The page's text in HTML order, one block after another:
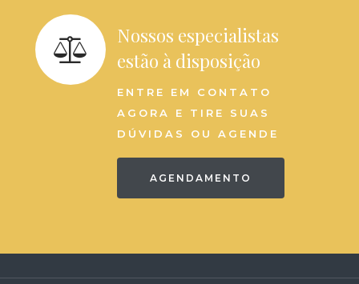
Nossos especialistas
estão à disposição
ENTRE EM CONTATO
AGORA E TIRE SUAS
DÚVIDAS OU AGENDE
AGENDAMENTO